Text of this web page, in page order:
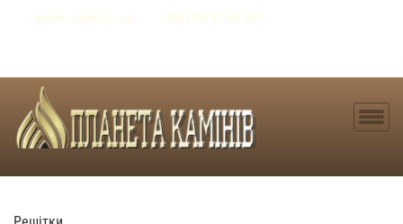
kamin _planet@i.ua +380 (98) 51-50-399